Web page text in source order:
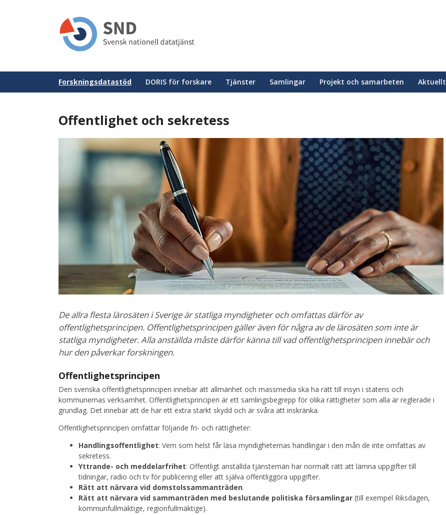
Huvudmeny
Forskningsdatastöd DORIS för forskare Tjänster Samlingar Projekt och samarbeten Aktuellt
Offentlighet och sekretess
De allra flesta lärosäten i Sverige är statliga myndigheter och omfattas därför av
offentlighetsprincipen. Offentlighetsprincipen gäller även för några av de lärosäten som inte är
statliga myndigheter. Alla anställda måste därför känna till vad offentlighetsprincipen innebär och
hur den påverkar forskningen.
Offentlighetsprincipen
Den svenska offentlighetsprincipen innebär att allmänhet och massmedia ska ha rätt till insyn i statens och
kommunernas verksamhet. Offentlighetsprincipen är ett samlingsbegrepp för olika rättigheter som alla är reglerade i
grundlag. Det innebär att de har ett extra starkt skydd och är svåra att inskränka.
Offentlighetsprincipen omfattar följande fri- och rättigheter:
Handlingsoffentlighet: Vem som helst får läsa myndigheternas handlingar i den mån de inte omfattas av
sekretess.
Yttrande- och meddelarfrihet: Offentligt anställda tjänstemän har normalt rätt att lämna uppgifter till
tidningar, radio och tv för publicering eller att själva offentliggöra uppgifter.
Rätt att närvara vid domstolssammanträden.
Rätt att närvara vid sammanträden med beslutande politiska församlingar (till exempel Riksdagen,
kommunfullmäktige, regionfullmäktige).